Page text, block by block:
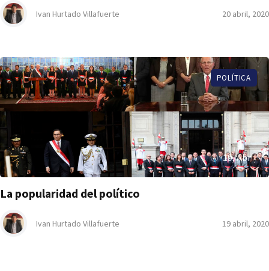
Ivan Hurtado Villafuerte 20 abril, 2020
POLÍTICA
19, Abr
La popularidad del político
Ivan Hurtado Villafuerte 19 abril, 2020